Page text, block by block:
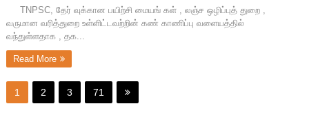
TNPSC, தேர் வுக்கான பயிற்சி மையங் கள் , லஞ்ச ஒழிப்புத் துறை ,
வருமான வரித்துறை உள்ளிட்டவற்றின் கண் காணிப்பு வளையத்தில்
வந்துள்ளதாக , தக...
Read More
1 2 3 71